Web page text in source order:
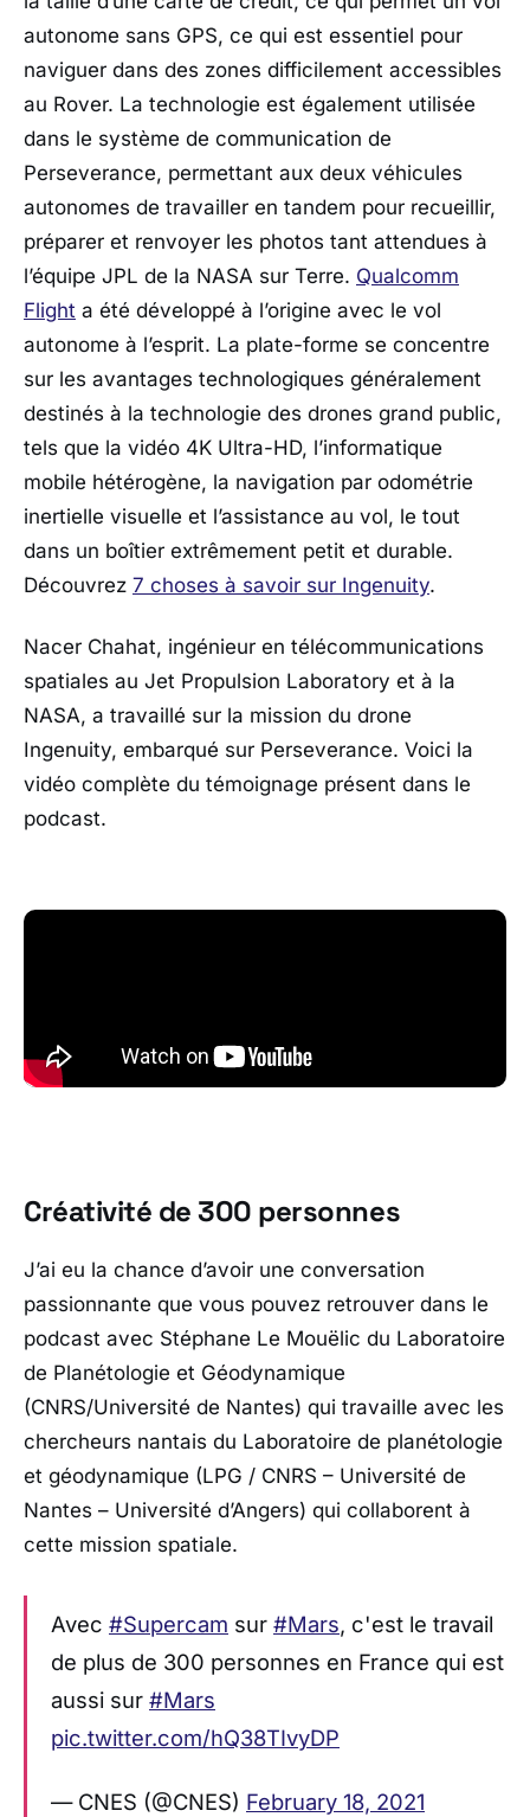
autonome sans GPS, ce qui est essentiel pour
naviguer dans des zones difficilement accessibles
au Rover. La technologie est également utilisée
dans le système de communication de
Perseverance, permettant aux deux véhicules
autonomes de travailler en tandem pour recueillir,
préparer et renvoyer les photos tant attendues à
l’équipe JPL de la NASA sur Terre. Qualcomm
Flight a été développé à l’origine avec le vol
autonome à l’esprit. La plate-forme se concentre
sur les avantages technologiques généralement
destinés à la technologie des drones grand public,
tels que la vidéo 4K Ultra-HD, l’informatique
mobile hétérogène, la navigation par odométrie
inertielle visuelle et l’assistance au vol, le tout
dans un boîtier extrêmement petit et durable.
Découvrez 7 choses à savoir sur Ingenuity.
Nacer Chahat, ingénieur en télécommunications
spatiales au Jet Propulsion Laboratory et à la
NASA, a travaillé sur la mission du drone
Ingenuity, embarqué sur Perseverance. Voici la
vidéo complète du témoignage présent dans le
podcast.
Créativité de 300 personnes
J’ai eu la chance d’avoir une conversation
passionnante que vous pouvez retrouver dans le
podcast avec Stéphane Le Mouëlic du Laboratoire
de Planétologie et Géodynamique
(CNRS/Université de Nantes) qui travaille avec les
chercheurs nantais du Laboratoire de planétologie
et géodynamique (LPG / CNRS – Université de
Nantes – Université d’Angers) qui collaborent à
cette mission spatiale.
Avec #Supercam sur #Mars, c'est le travail
de plus de 300 personnes en France qui est
aussi sur #Mars
pic.twitter.com/hQ38TIvyDP
— CNES (@CNES) February 18, 2021